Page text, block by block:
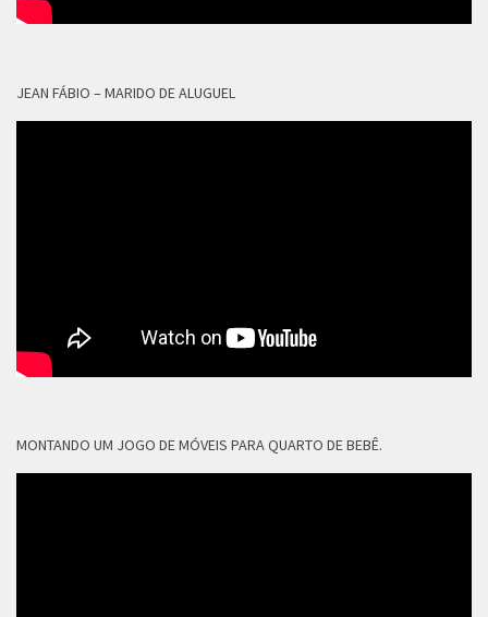
JEAN FÁBIO – MARIDO DE ALUGUEL
MONTANDO UM JOGO DE MÓVEIS PARA QUARTO DE BEBÊ.